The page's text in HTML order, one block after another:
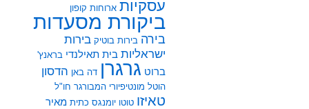
עסקיות ארוחות קופון
ביקורת מסעדות
בירה בירות בוטיק בירות
ישראליות בית תאילנדי בראנץ'
ברוט גרגרן דה באן הדסון
הוטל מונטיפיורי המבורגר חו"ל
טאיזו טוטו יומנגס כתית מאיר